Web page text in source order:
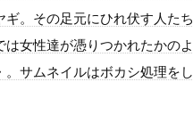
ｗ
国政府「住民拘束！...
の反応
なります…
ギ。その足元にひれ伏す人たち
は女性達が憑りつかれたかのよ
。サムネイルはボカシ処理をし